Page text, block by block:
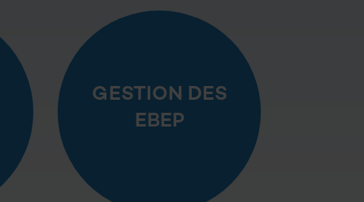
GESTION DES
EBEP